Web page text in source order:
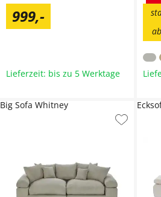
999,-
Lieferzeit: bis zu 5 Werktage
ab
Big Sofa Whitney